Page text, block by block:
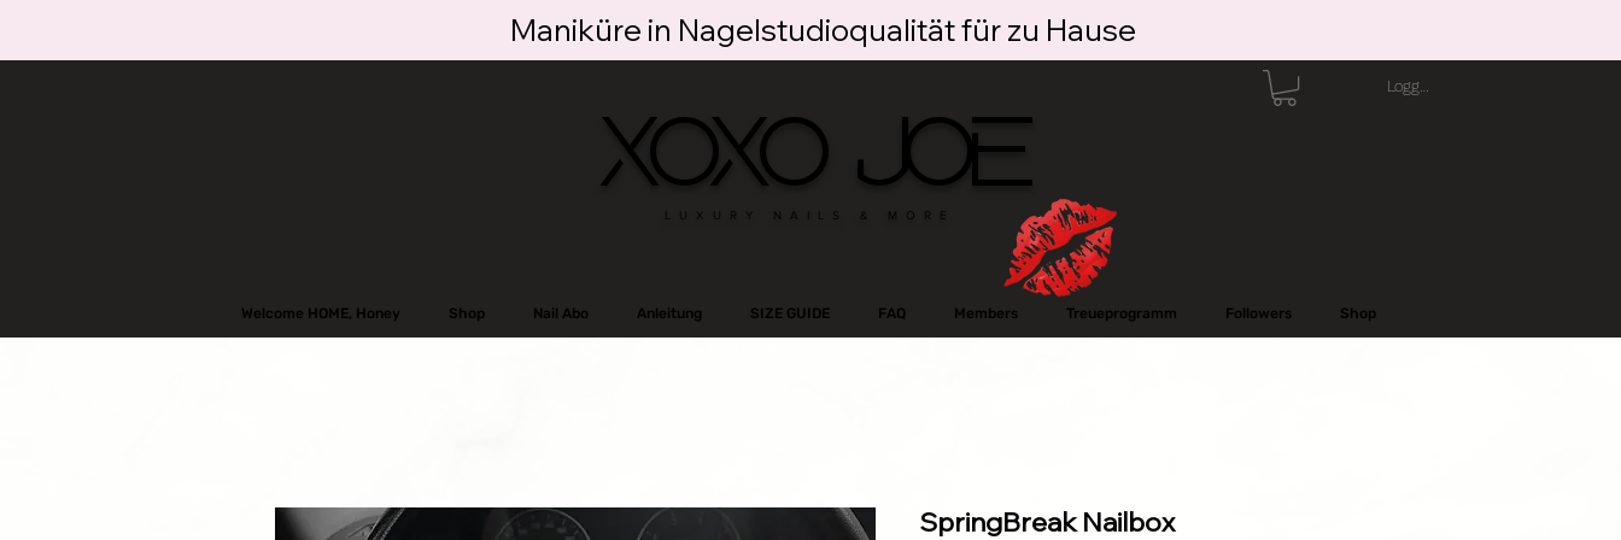
Maniküre in Nagelstudioqualität für zu Hause
XOXO JOE
LUXURY NAILS & MORE
Logga in
Welcome HOME, Honey Shop Nail Abo Anleitung SIZE GUIDE FAQ Members Treueprogramm Followers Shop
SpringBreak Nailbox